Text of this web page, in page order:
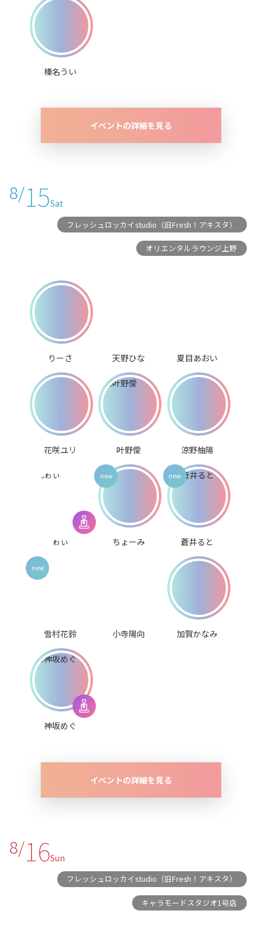
榛名うい
イベントの詳細を見る
8/15Sat
フレッシュロッカイstudio（旧Fresh！アキスタ）
オリエンタルラウンジ上野
りーさ 天野ひな 夏目あおい
花咲ユリ 叶野僾 涼野柚陽
ゎぃ ちょーみ 蒼井ると
雪村花鈴 小寺陽向 加賀かなみ
神坂めぐ
イベントの詳細を見る
8/16Sun
フレッシュロッカイstudio（旧Fresh！アキスタ）
キャラモードスタジオ1号店